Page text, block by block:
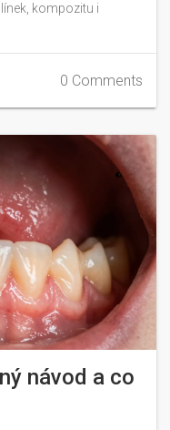
kompozitu i
0 Comments
návod a co